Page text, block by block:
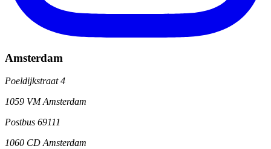
Amsterdam
Poeldijkstraat 4
1059 VM Amsterdam
Postbus 69111
1060 CD Amsterdam